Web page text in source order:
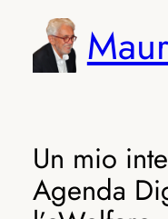
contenuto
Un mio
Agenda